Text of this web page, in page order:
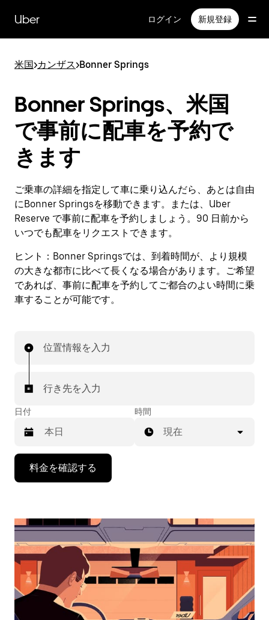
Uber ログイン 新規登録
米国>カンザス>Bonner Springs
Bonner Springs、米国
で事前に配車を予約で
きます
ご乗車の詳細を指定して車に乗り込んだら、あとは自由
にBonner Springsを移動できます。または、Uber
Reserve で事前に配車を予約しましょう。90 日前から
いつでも配車をリクエストできます。
ヒント： Bonner Springsでは、到着時間が、より規模
の大きな都市に比べて長くなる場合があります。ご希望
であれば、事前に配車を予約してご都合のよい時間に乗
車することが可能です。
位置情報を入力
行き先を入力
日付
で
ン
ダ
ー
を
操
時間
現在
料金を確認する